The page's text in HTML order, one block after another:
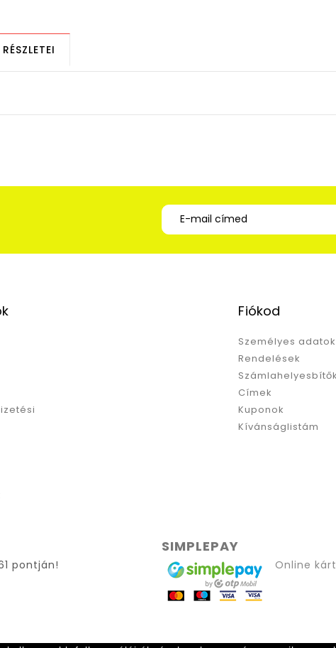
Fiókod
Személyes adatok
Rendelések
Számlahelyesbítők
Címek
Kuponok
Kívánságlistám
pontján!
SIMPLEPAY
Online